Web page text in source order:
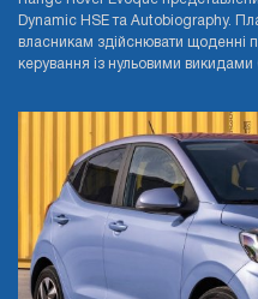
Dynamic HSE та Autobiography.
власникам здійснювати щоденні
керування із нульовими викидами